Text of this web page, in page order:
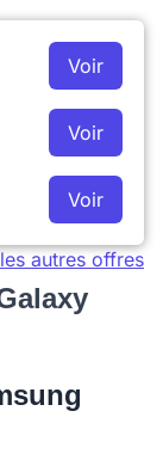
Voir
Voir
Voir
autres offres